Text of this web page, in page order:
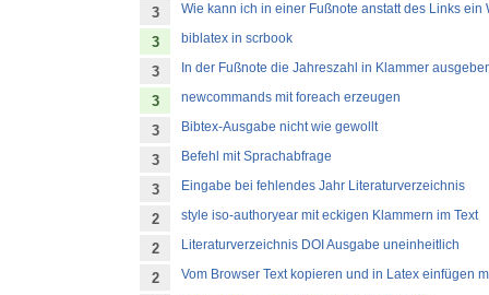
3 Wie kann ich in einer Fußnote anstatt des Links ein
3 biblatex in scrbook
3 In der Fußnote die Jahreszahl in Klammer
3 newcommands mit foreach erzeugen
3 Bibtex-Ausgabe nicht wie gewollt
3 Befehl mit Sprachabfrage
3 Eingabe bei fehlendes Jahr Literaturverzeichnis
2 style iso-authoryear mit eckigen Klammern im Text
2 Literaturverzeichnis DOI Ausgabe uneinheitlich
2 Vom Browser Text kopieren und in Latex einfügen